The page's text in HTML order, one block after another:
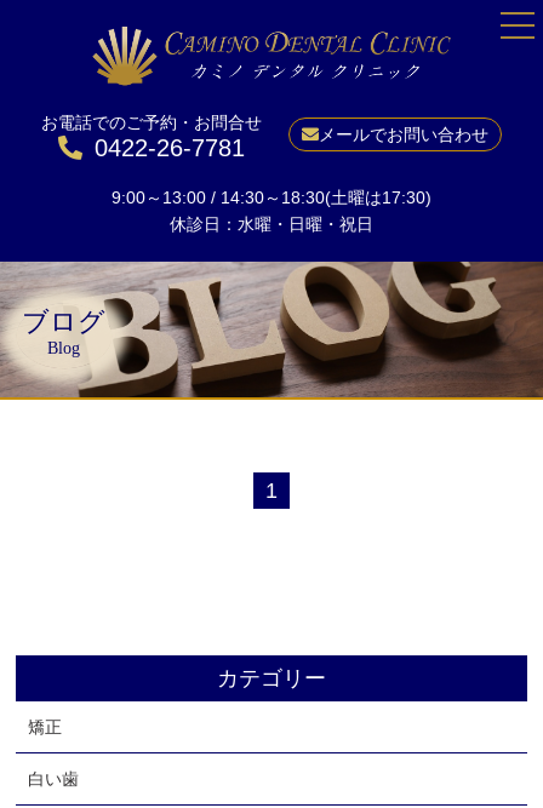
お電話でのご予約・お問合せ
0422-26-7781 メールでお問い合わせ
9:00～13:00 / 14:30～18:30(土曜は17:30)
休診日：水曜・日曜・祝日
ブログ
Blog
HOME
当院について
一般歯科
予防
小児矯正
成人矯正
インプラント
ブログ
リクルート
カテゴリー
矯正
白い歯
1